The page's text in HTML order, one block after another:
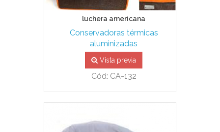
luchera americana
Conservadoras térmicas
aluminizadas
Vista previa
Cód: CA-132